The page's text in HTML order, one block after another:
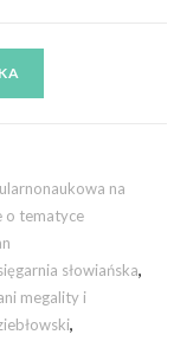
na
o tematyce
słowiańska,
megality i
,